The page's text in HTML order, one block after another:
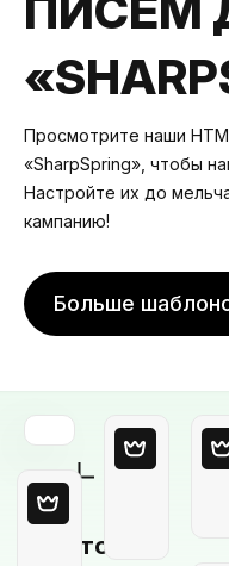
Просмотрите наши
«SharpSpring», чтобы
Настройте их до
кампанию!
Больше
Пустой